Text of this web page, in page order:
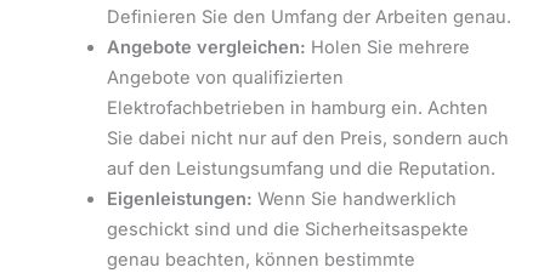
Definieren Sie den Umfang der Arbeiten genau.
Angebote vergleichen: Holen Sie mehrere
Angebote von qualifizierten
Elektrofachbetrieben in hamburg ein. Achten
Sie dabei nicht nur auf den Preis, sondern auch
auf den Leistungsumfang und die Reputation.
Eigenleistungen: Wenn Sie handwerklich
geschickt sind und die Sicherheitsaspekte
genau beachten, können bestimmte